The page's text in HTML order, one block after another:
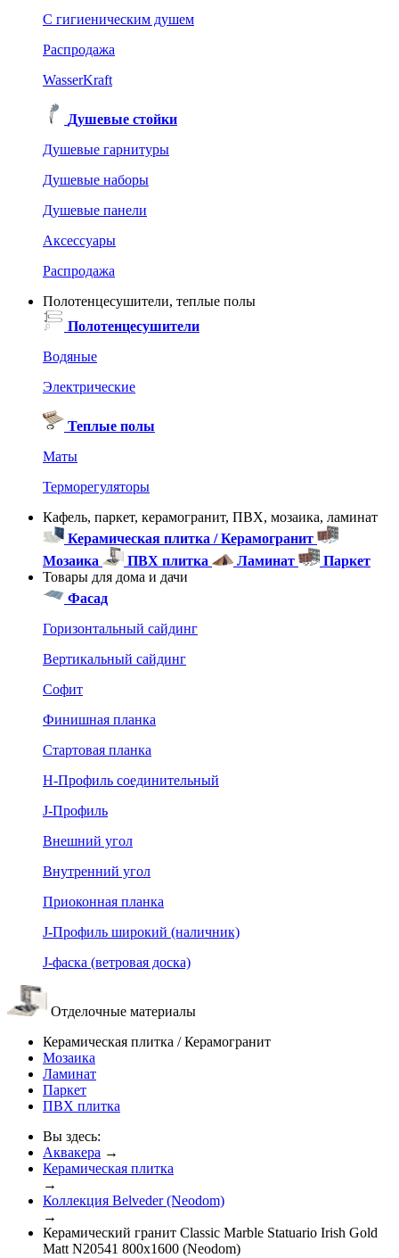
C гигиеническим душем
Распродажа
WasserKraft
Душевые стойки
Душевые гарнитуры
Душевые наборы
Душевые панели
Аксессуары
Распродажа
Полотенцесушители, теплые полы
Полотенцесушители
Водяные
Электрические
Теплые полы
Маты
Терморегуляторы
Кафель, паркет, керамогранит, ПВХ, мозаика, ламинат
Керамическая плитка / Керамогранит
Мозаика
ПВХ плитка Ламинат
Паркет
Товары для дома и дачи
Фасад
Горизонтальный сайдинг
Вертикальный сайдинг
Софит
Финишная планка
Стартовая планка
Н-Профиль соединительный
J-Профиль
Внешний угол
Внутренний угол
Приоконная планка
J-Профиль широкий (наличник)
J-фаска (ветровая доска)
Отделочные материалы
Керамическая плитка / Керамогранит
Мозаика
Ламинат
Паркет
ПВХ плитка
Вы здесь:
Аквакера →
Керамическая плитка
→
Коллекция Belveder (Neodom)
→
Керамический гранит Classic Marble Statuario Irish Gold
Matt N20541 800x1600 (Neodom)